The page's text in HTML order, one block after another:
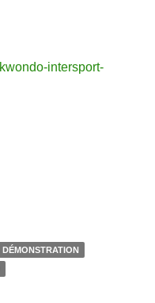
DÉMONSTRATION